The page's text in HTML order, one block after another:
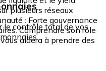
plusieurs réseaux
: Forte gouvernance
Comprendre son rôle
aidera à prendre des
le contrôle total de vos